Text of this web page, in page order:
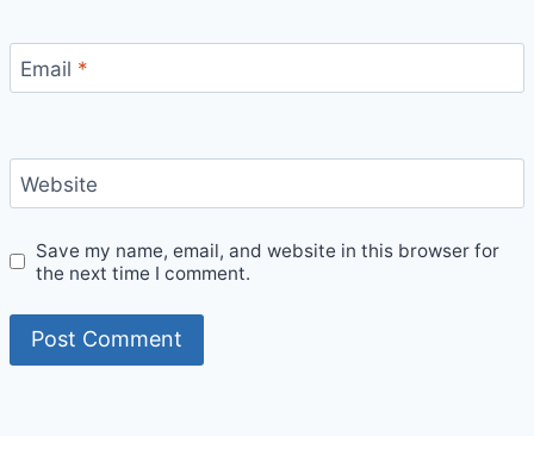
Email *
Website
Save my name, email, and website in this browser for
the next time I comment.